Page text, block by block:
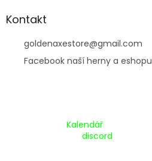
Kontakt
goldenaxestore@gmail.com
Facebook naší herny a eshopu
Kalendář
discord